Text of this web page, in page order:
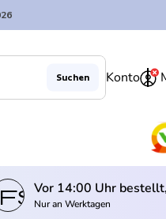
Suchen Konto
Vor 14:00 Uhr
Nur an Werktagen